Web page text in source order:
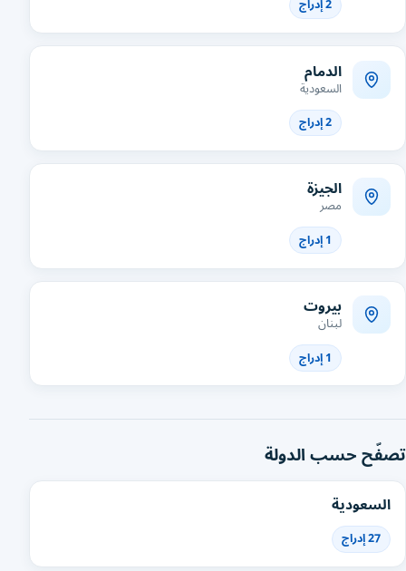
الدمام
السعودية
2 إدراج
الجيزة
مصر
1 إدراج
بيروت
لبنان
1 إدراج
تصفّح حسب الدولة
السعودية
27 إدراج